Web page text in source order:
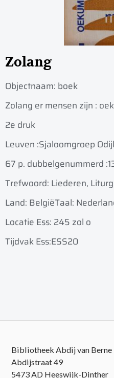
Zolang
Objectnaam: boek
Zolang er mensen zijn :
2e druk
Leuven :Sjaloomgroep
67 p. dubbelgenummerd :
Trefwoord: Liederen,
Land: BelgiëTaal:
Locatie Ess: 245 zol o
Tijdvak Ess:ESS20
Bibliotheek Abdij van Berne
Abdijstraat 49
5473 AD Heeswijk-Dinther